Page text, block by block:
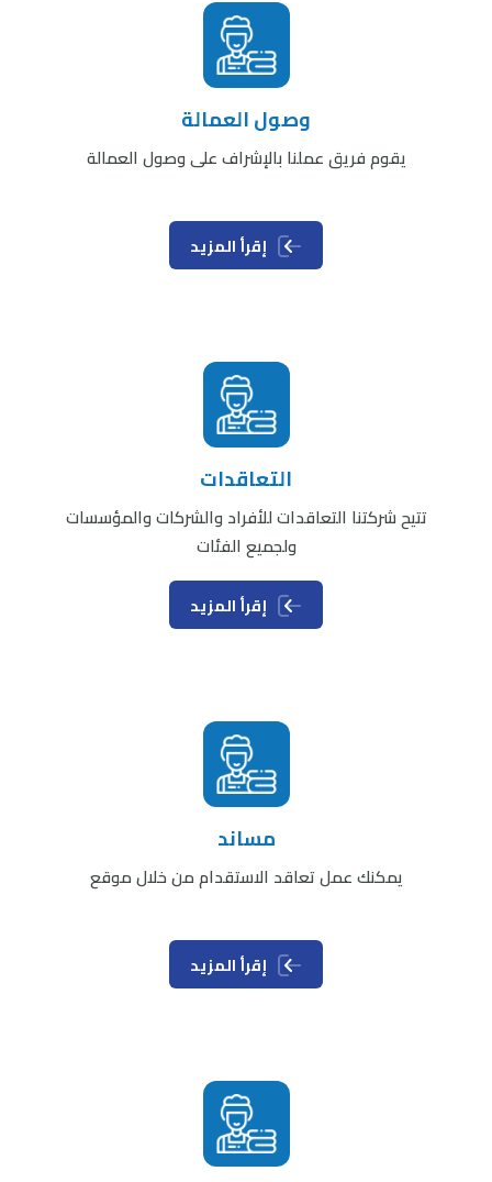
وصول العمالة
يقوم فريق عملنا بالإشراف على وصول العمالة
إقرأ المزيد
التعاقدات
تتيح شركتنا التعاقدات للأفراد والشركات والمؤسسات
ولجميع الفئات
إقرأ المزيد
مساند
يمكنك عمل تعاقد الاستقدام من خلال موقع
إقرأ المزيد